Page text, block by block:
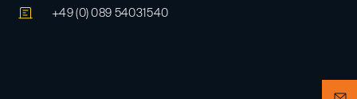
+49 (0) 089 54031540